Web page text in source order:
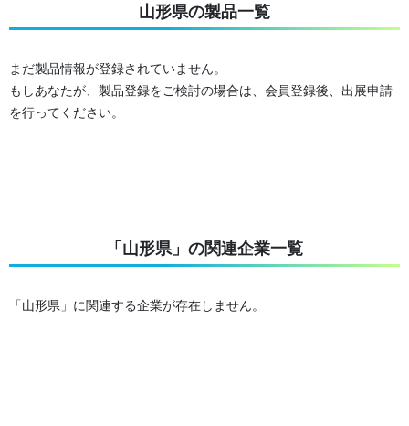
山形県の製品一覧
まだ製品情報が登録されていません。
もしあなたが、製品登録をご検討の場合は、会員登録後、出展申請
を行ってください。
「山形県」の関連企業一覧
「山形県」に関連する企業が存在しません。